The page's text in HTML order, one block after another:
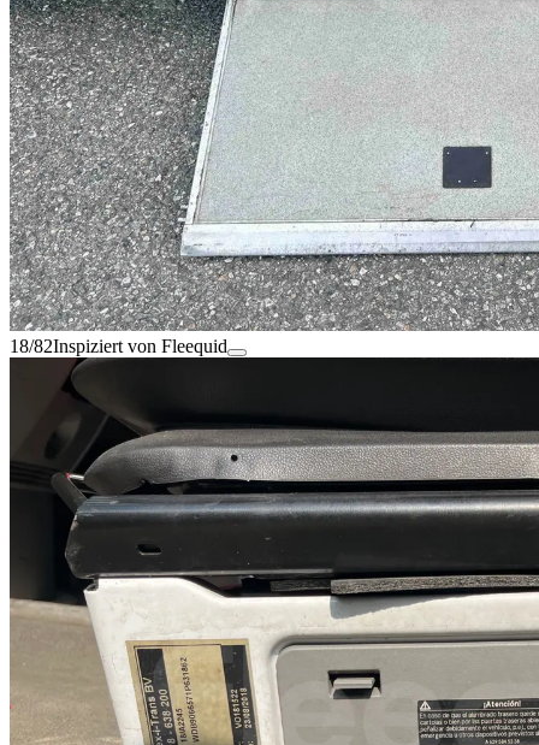
18/82Inspiziert von Fleequid